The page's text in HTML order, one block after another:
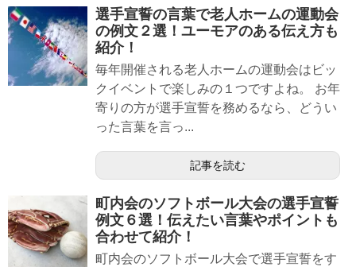
選手宣誓の言葉で老人ホームの運動会
の例文２選！ユーモアのある伝え方も
紹介！
毎年開催される老人ホームの運動会はビッ
クイベントで楽しみの１つですよね。 お年
寄りの方が選手宣誓を務めるなら、どうい
った言葉を言っ...
記事を読む
町内会のソフトボール大会の選手宣誓
例文６選！伝えたい言葉やポイントも
合わせて紹介！
町内会のソフトボール大会で選手宣誓をす